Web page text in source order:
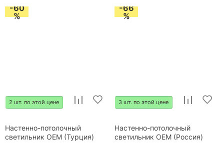
-60
%
2 шт. по этой цене
Настенно-потолочный
светильник OEM (Турция)
-66
%
3 шт. по этой цене
Настенно-потолочный
светильник OEM (Россия)